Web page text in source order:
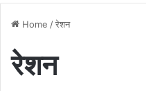
Home /रेशन
रेशन